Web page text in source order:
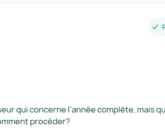
qui concerne l'année complète, mais
procéder?